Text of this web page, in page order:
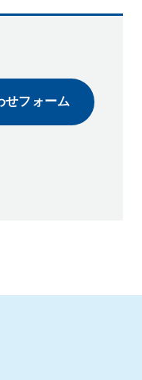
せフォーム